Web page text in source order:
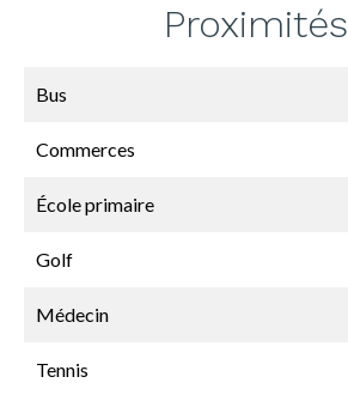
Proximités
Bus
Commerces
École primaire
Golf
Médecin
Tennis